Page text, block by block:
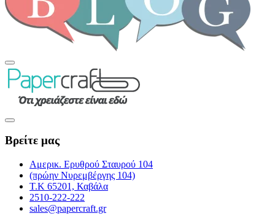
Βρείτε μας
Αμερικ. Ερυθρού Σταυρού 104
(πρώην Νυρεμβέργης 104)
Τ.Κ 65201, Καβάλα
2510-222-222
sales@papercraft.gr